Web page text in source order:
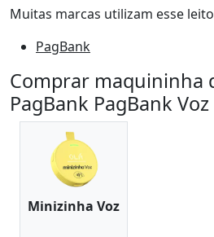
Muitas marcas utilizam esse
PagBank
Comprar maquininha
PagBank PagBank Voz
Minizinha Voz